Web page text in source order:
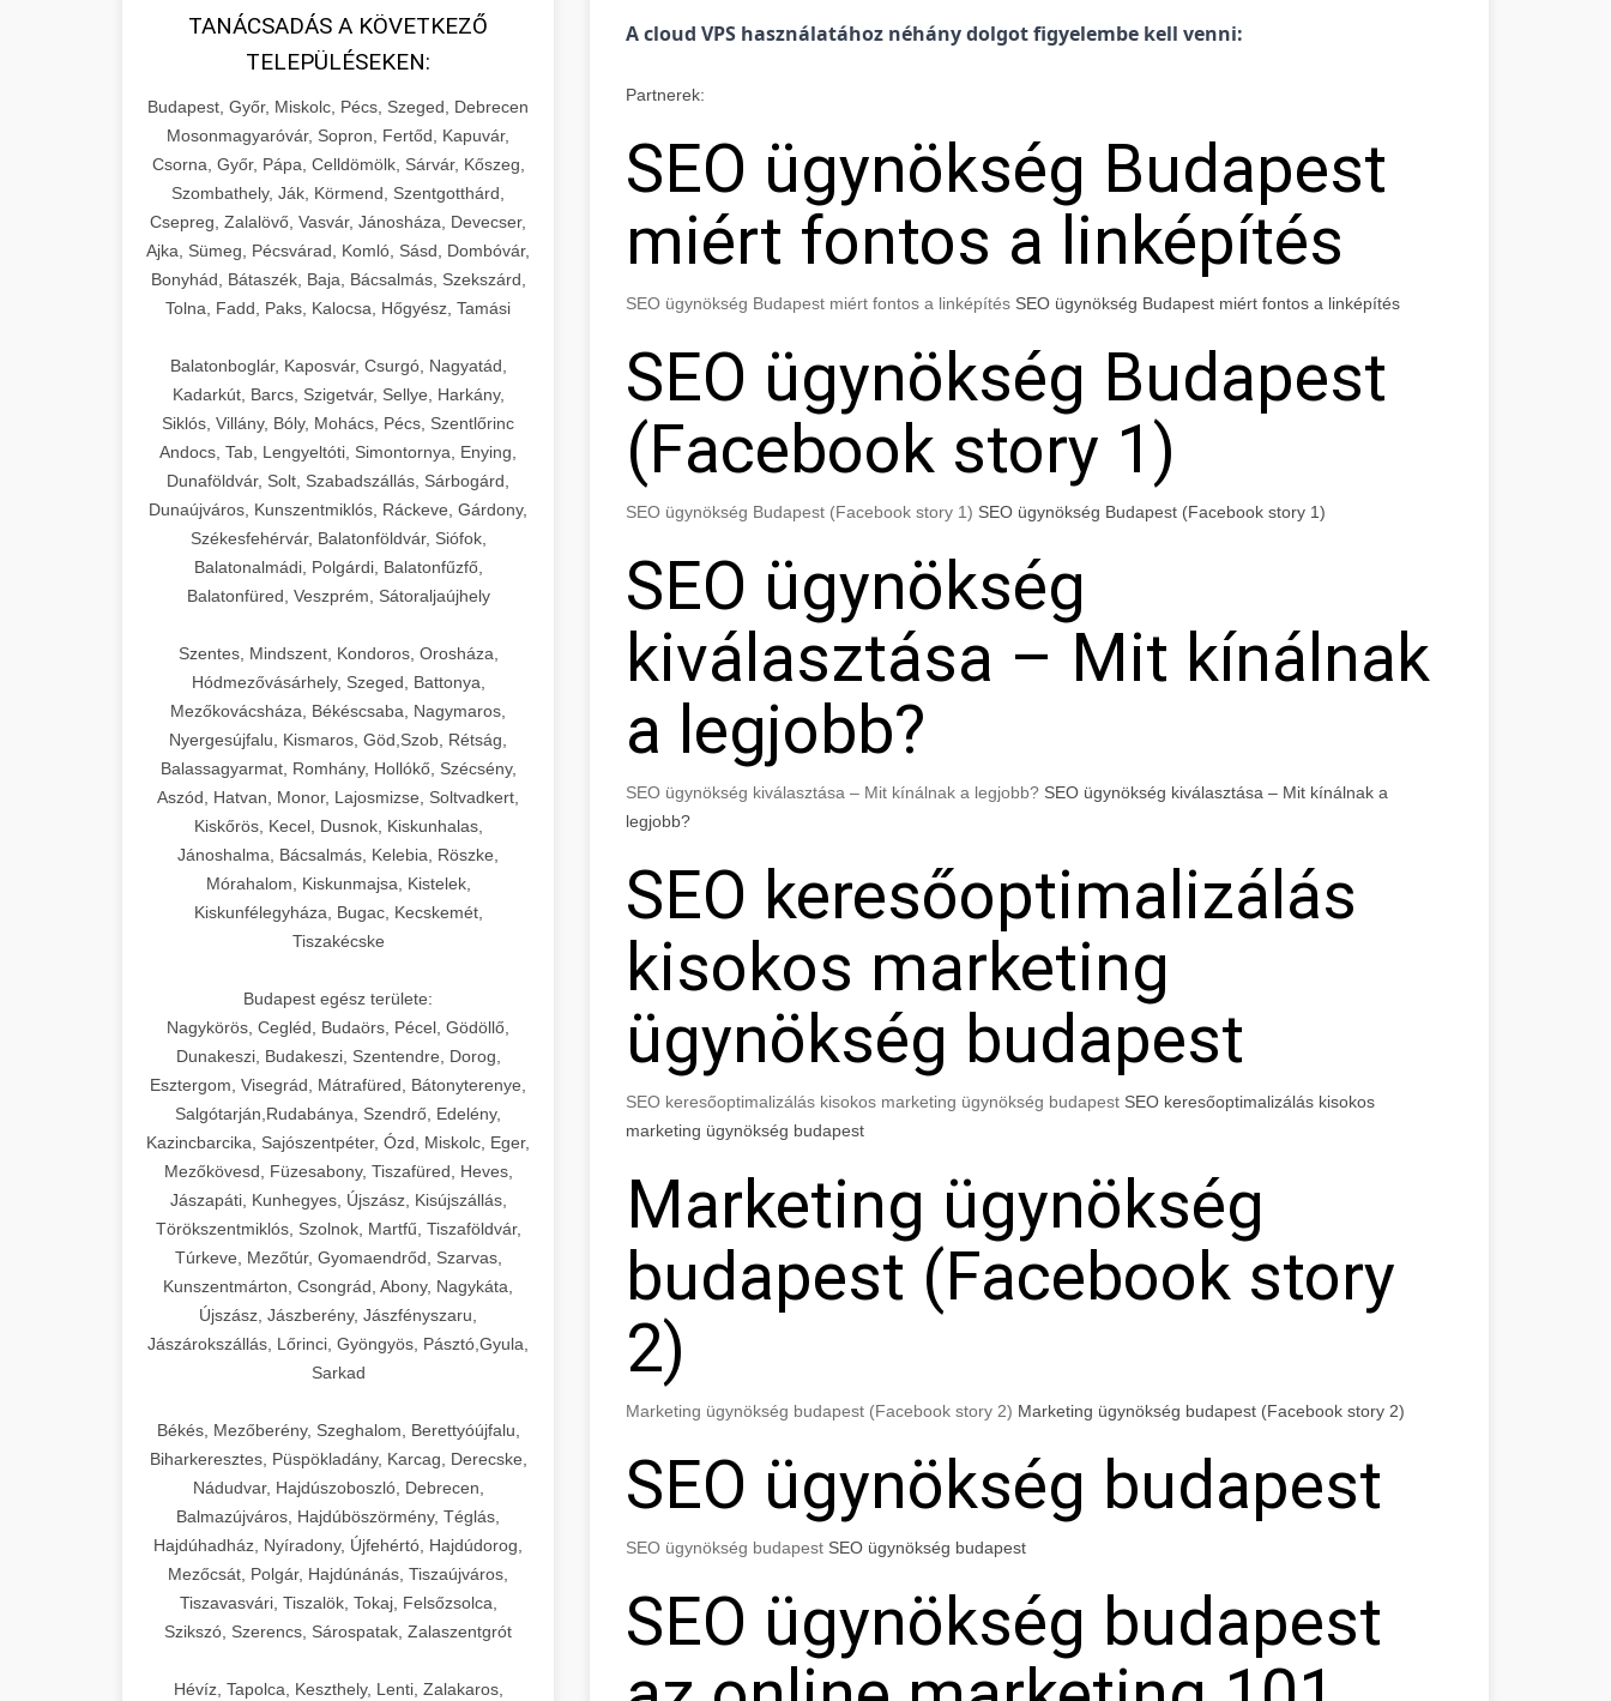
TANÁCSADÁS A KÖVETKEZŐ
TELEPÜLÉSEKEN:
Budapest, Győr, Miskolc, Pécs, Szeged, Debrecen
Mosonmagyaróvár, Sopron, Fertőd, Kapuvár,
Csorna, Győr, Pápa, Celldömölk, Sárvár, Kőszeg,
Szombathely, Ják, Körmend, Szentgotthárd,
Csepreg, Zalalövő, Vasvár, Jánosháza, Devecser,
Ajka, Sümeg, Pécsvárad, Komló, Sásd, Dombóvár,
Bonyhád, Bátaszék, Baja, Bácsalmás, Szekszárd,
Tolna, Fadd, Paks, Kalocsa, Hőgyész, Tamási
Balatonboglár, Kaposvár, Csurgó, Nagyatád,
Kadarkút, Barcs, Szigetvár, Sellye, Harkány,
Siklós, Villány, Bóly, Mohács, Pécs, Szentlőrinc
Andocs, Tab, Lengyeltóti, Simontornya, Enying,
Dunaföldvár, Solt, Szabadszállás, Sárbogárd,
Dunaújváros, Kunszentmiklós, Ráckeve, Gárdony,
Székesfehérvár, Balatonföldvár, Siófok,
Balatonalmádi, Polgárdi, Balatonfűzfő,
Balatonfüred, Veszprém, Sátoraljaújhely
Szentes, Mindszent, Kondoros, Orosháza,
Hódmezővásárhely, Szeged, Battonya,
Mezőkovácsháza, Békéscsaba, Nagymaros,
Nyergesújfalu, Kismaros, Göd,Szob, Rétság,
Balassagyarmat, Romhány, Hollókő, Szécsény,
Aszód, Hatvan, Monor, Lajosmizse, Soltvadkert,
Kiskőrös, Kecel, Dusnok, Kiskunhalas,
Jánoshalma, Bácsalmás, Kelebia, Röszke,
Mórahalom, Kiskunmajsa, Kistelek,
Kiskunfélegyháza, Bugac, Kecskemét,
Tiszakécske
Budapest egész területe:
Nagykörös, Cegléd, Budaörs, Pécel, Gödöllő,
Dunakeszi, Budakeszi, Szentendre, Dorog,
Esztergom, Visegrád, Mátrafüred, Bátonyterenye,
Salgótarján,Rudabánya, Szendrő, Edelény,
Kazincbarcika, Sajószentpéter, Ózd, Miskolc, Eger,
Mezőkövesd, Füzesabony, Tiszafüred, Heves,
Jászapáti, Kunhegyes, Újszász, Kisújszállás,
Törökszentmiklós, Szolnok, Martfű, Tiszaföldvár,
Túrkeve, Mezőtúr, Gyomaendrőd, Szarvas,
Kunszentmárton, Csongrád, Abony, Nagykáta,
Újszász, Jászberény, Jászfényszaru,
Jászárokszállás, Lőrinci, Gyöngyös, Pásztó,Gyula,
Sarkad
Békés, Mezőberény, Szeghalom, Berettyóújfalu,
Biharkeresztes, Püspökladány, Karcag, Derecske,
Nádudvar, Hajdúszoboszló, Debrecen,
Balmazújváros, Hajdúböszörmény, Téglás,
Hajdúhadház, Nyíradony, Újfehértó, Hajdúdorog,
Mezőcsát, Polgár, Hajdúnánás, Tiszaújváros,
Tiszavasvári, Tiszalök, Tokaj, Felsőzsolca,
Szikszó, Szerencs, Sárospatak, Zalaszentgrót
Hévíz, Tapolca, Keszthely, Lenti, Zalakaros,
A cloud VPS használatához néhány dolgot figyelembe kell venni:
Partnerek:
SEO ügynökség Budapest
miért fontos a linképítés
SEO ügynökség Budapest miért fontos a linképítés SEO ügynökség Budapest miért fontos a linképítés
SEO ügynökség Budapest
(Facebook story 1)
SEO ügynökség Budapest (Facebook story 1) SEO ügynökség Budapest (Facebook story 1)
SEO ügynökség
kiválasztása – Mit kínálnak
a legjobb?
SEO ügynökség kiválasztása – Mit kínálnak a legjobb? SEO ügynökség kiválasztása – Mit kínálnak a
legjobb?
SEO keresőoptimalizálás
kisokos marketing
ügynökség budapest
SEO keresőoptimalizálás kisokos marketing ügynökség budapest SEO keresőoptimalizálás kisokos
marketing ügynökség budapest
Marketing ügynökség
budapest (Facebook story
2)
Marketing ügynökség budapest (Facebook story 2) Marketing ügynökség budapest (Facebook story 2)
SEO ügynökség budapest
SEO ügynökség budapest SEO ügynökség budapest
SEO ügynökség budapest